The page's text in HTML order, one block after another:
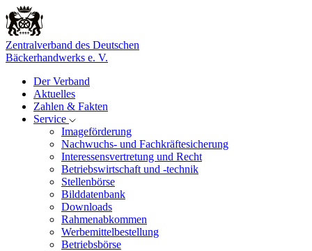
Zentralverband des Deutschen
Bäckerhandwerks e. V.
Der Verband
Aktuelles
Zahlen & Fakten
Service
Imageförderung
Nachwuchs- und Fachkräftesicherung
Interessensvertretung und Recht
Betriebswirtschaft und -technik
Stellenbörse
Bilddatenbank
Downloads
Rahmenabkommen
Werbemittelbestellung
Betriebsbörse